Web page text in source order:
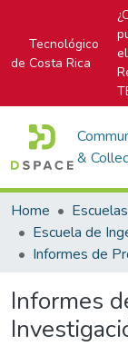
Tecnológico
de Costa Rica
el
&
Home
Informes